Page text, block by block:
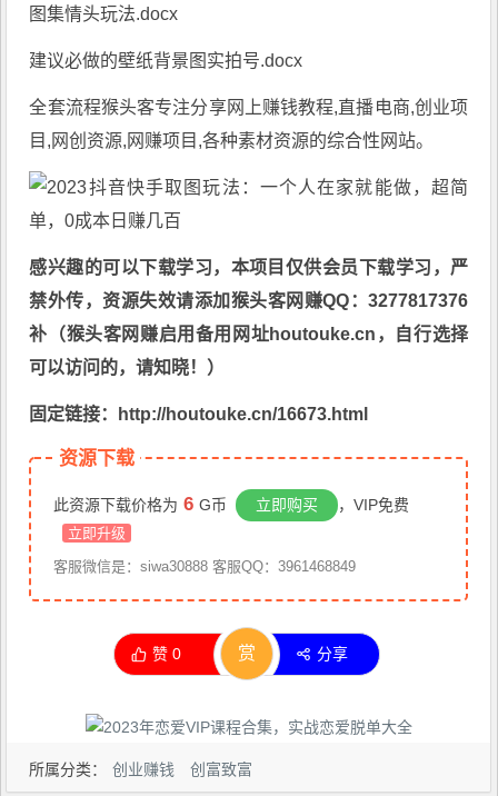
图集情头玩法.docx
建议必做的壁纸背景图实拍号.docx
全套流程猴头客专注分享网上赚钱教程,直播电商,创业项
目,网创资源, 网赚项目 ,各种素材资源的综合性网站。
感兴趣的可以下载学习，本项目仅供会员下载学习，严
禁外传，资源失效请添加猴头客网赚QQ：3277817376
补（猴头客网赚启用备用网址houtouke.cn，自行选择
可以访问的，请知晓！）
固定链接：http://houtouke.cn/16673.html
资源下载
此资源下载价格为 6 G币 立即购买 ，VIP免费
立即升级
客服微信是：siwa30888 客服QQ：3961468849
赞0 赏 分享
所属分类： 创业赚钱 创富致富